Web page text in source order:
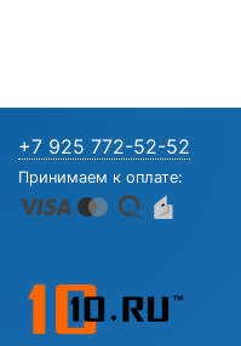
+7 925 772-52-52
Принимаем к оплате: